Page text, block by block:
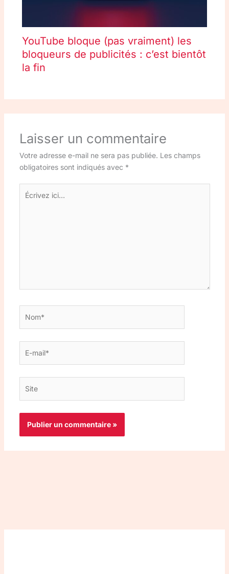
YouTube bloque (pas vraiment) les
bloqueurs de publicités : c’est bientôt
la fin
Laisser un commentaire
Votre adresse e-mail ne sera pas publiée. Les champs
obligatoires sont indiqués avec *
Écrivez
ici…
mail*